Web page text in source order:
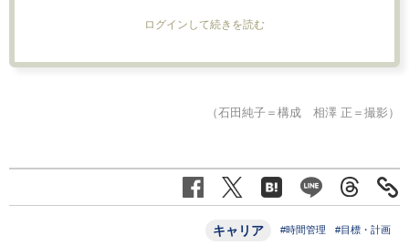
ログインして続きを読む
（石田純子＝構成 相澤 正＝撮影）
キャリア #時間管理 #目標・計画